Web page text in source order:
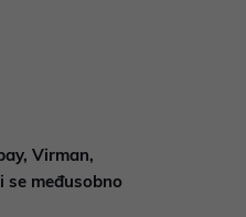
Virman,
se međusobno